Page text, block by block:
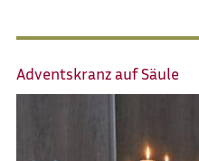
Adventskranz auf Säule